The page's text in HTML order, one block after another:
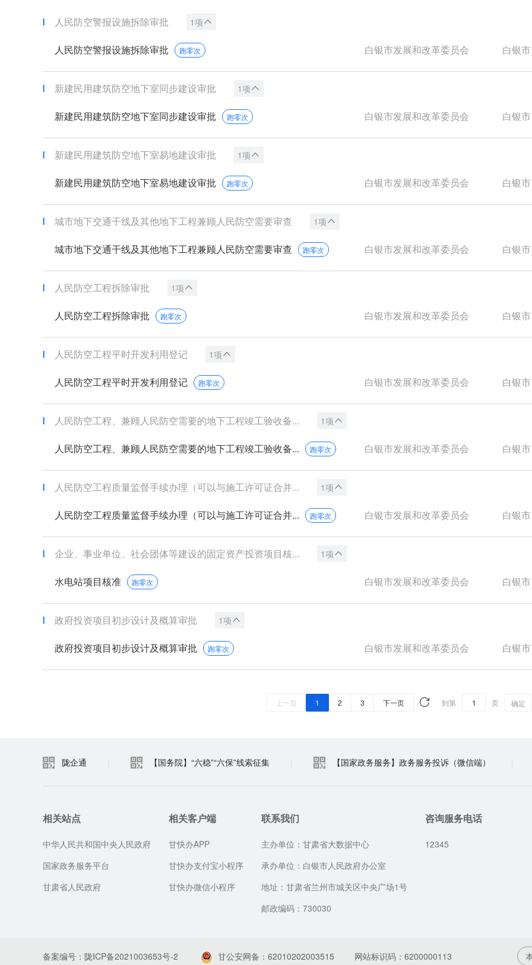
人民防空警报设施拆除审批 1项
人民防空警报设施拆除审批 跑零次 白银市发展和改革委员会 白银市
新建民用建筑防空地下室同步建设审批 1项
新建民用建筑防空地下室同步建设审批 跑零次 白银市发展和改革委员会 白银市
新建民用建筑防空地下室易地建设审批 1项
新建民用建筑防空地下室易地建设审批 跑零次 白银市发展和改革委员会 白银市
城市地下交通干线及其他地下工程兼顾人民防空需要审查 1项
城市地下交通干线及其他地下工程兼顾人民防空需要审查 跑零次 白银市发展和改革委员会 白银市
人民防空工程拆除审批 1项
人民防空工程拆除审批 跑零次 白银市发展和改革委员会 白银市
人民防空工程平时开发利用登记 1项
人民防空工程平时开发利用登记 跑零次 白银市发展和改革委员会 白银市
人民防空工程、兼顾人民防空需要的地下工程竣工验收备... 1项
人民防空工程、兼顾人民防空需要的地下工程竣工验收备... 跑零次 白银市发展和改革委员会 白银市
人民防空工程质量监督手续办理（可以与施工许可证合并... 1项
人民防空工程质量监督手续办理（可以与施工许可证合并... 跑零次 白银市发展和改革委员会 白银市
企业、事业单位、社会团体等建设的固定资产投资项目核... 1项
水电站项目核准 跑零次 白银市发展和改革委员会 白银市
政府投资项目初步设计及概算审批 1项
政府投资项目初步设计及概算审批 跑零次 白银市发展和改革委员会 白银市
上一页 1 2 3 下一页 到第 页 确定
陇企通 【国务院】“六稳”“六保”线索征集 【国家政务服务】政务服务投诉（微信端）
相关站点
中华人民共和国中央人民政府
国家政务服务平台
甘肃省人民政府
相关客户端
甘快办APP
甘快办支付宝小程序
甘快办微信小程序
联系我们
主办单位：甘肃省大数据中心
承办单位：白银市人民政府办公室
地址：甘肃省兰州市城关区中央广场1号
邮政编码：730030
咨询服务电话
12345
备案编号：陇ICP备2021003653号-2 甘公安网备：62010202003515 网站标识码：6200000113